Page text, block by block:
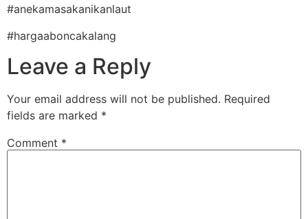
#anekamasakanikanlaut
#hargaaboncakalang
Leave a Reply
Your email address will not be published. Required
fields are marked *
Comment *